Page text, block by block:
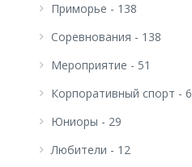
Приморье - 138
Соревнования - 138
Мероприятие - 51
Корпоративный спорт - 6
Юниоры - 29
Любители - 12